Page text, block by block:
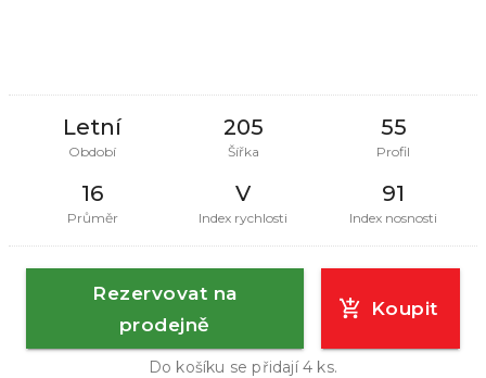
Letní
Období
205
Šířka
55
Profil
16
Průměr
V
Index rychlosti
91
Index nosnosti
Rezervovat na
prodejně
Koupit
Do košíku se přidají4 ks.